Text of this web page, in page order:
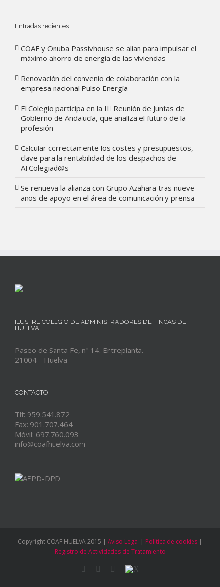
Entradas recientes
COAF y Onuba Passivhouse se alían para impulsar el
máximo ahorro de energía de las viviendas
Renovación del convenio de colaboración con la
empresa nacional Pulso Energía
El Colegio participa en la III Reunión de Juntas de
Gobierno de Andalucía, que analiza el futuro de la
profesión
Calcular correctamente los costes y presupuestos,
clave para la rentabilidad de los despachos de
AFColegiad@s
Se renueva la alianza con Grupo Azahara tras nueve
años de apoyo en el área de comunicación y prensa
ILUSTRE COLEGIO DE ADMINISTRADORES DE FINCAS DE
HUELVA
Paseo de Santa Fe, nº 14. Entreplanta.
21004 - Huelva
CONTACTO
Tlf: 959.541.872
Fax: 901.707.464
Móvil: 697.760.093
info@coafhuelva.com
Copyright COAF HUELVA 2015 | Aviso Legal | Política de cookies |
Registro de Actividades de Tratamiento